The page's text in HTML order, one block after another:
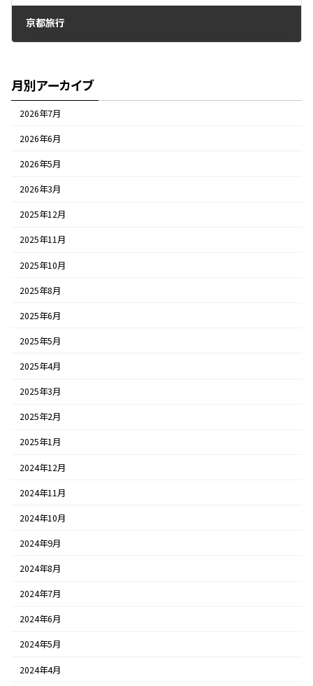
京都旅行
月別アーカイブ
2026年7月
2026年6月
2026年5月
2026年3月
2025年12月
2025年11月
2025年10月
2025年8月
2025年6月
2025年5月
2025年4月
2025年3月
2025年2月
2025年1月
2024年12月
2024年11月
2024年10月
2024年9月
2024年8月
2024年7月
2024年6月
2024年5月
2024年4月